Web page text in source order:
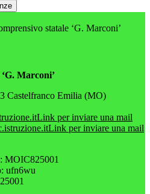
statale ‘G. Marconi’
Marconi’
Castelfranco Emilia (MO)
Link per inviare una mail
Link per inviare una mail
MOIC825001
ufn6wu